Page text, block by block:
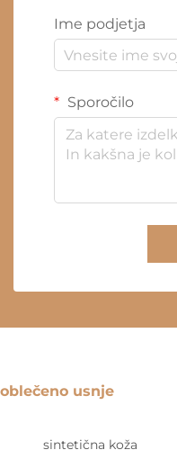
Ime podjetja
Sporočilo
oblečeno usnje
sintetična koža